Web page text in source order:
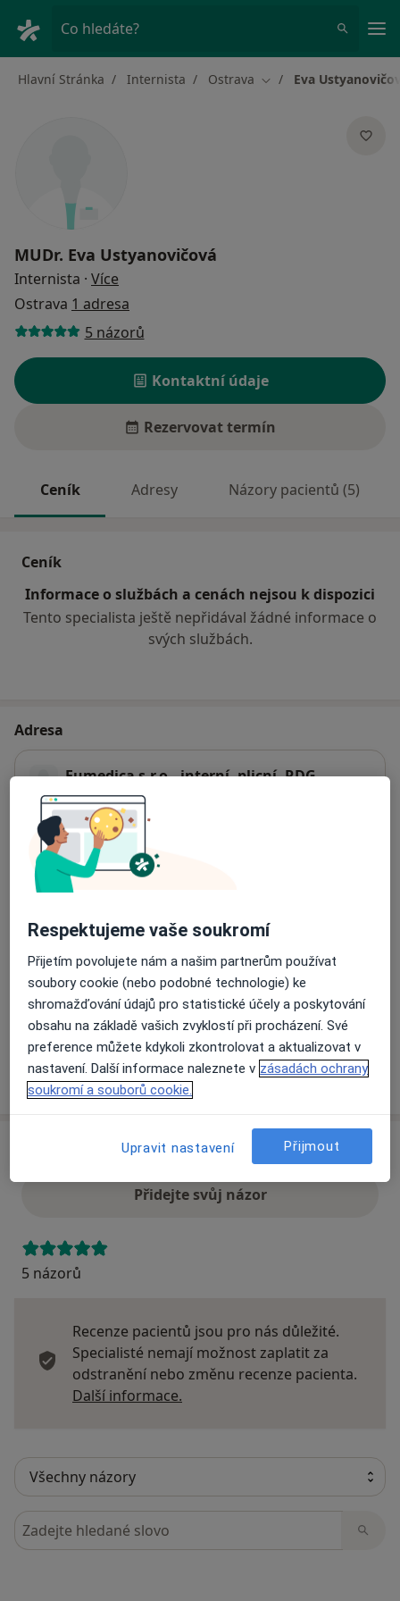
Co hledáte?
Hlavní Stránka Internista Ostrava Změna města
Eva
MUDr. Eva Ustyanovičová
Internista · Více
Ostrava 1 adresa
5 názorů
Kontaktní údaje
Rezervovat termín
Ceník Adresy Názory pacientů (5)
Ceník
Informace o službách a cenách nejsou k dispozici
Tento specialista ještě nepřidával žádné informace o
svých službách.
Adresa
Eumedica s.r.o., interní, plicní, RDG
Vratimovská 689,
Přiblížit mapu
Co mám v takové situaci udělat?
Způsoby platby (soukromé návštěvy)
Na teto adrese lékař přijímá pacienty na pojišťovnu
Detaily
Více
Přidejte svůj názor
5 názorů
Recenze pacientů jsou pro nás důležité.
Specialisté nemají možnost zaplatit za
odstranění nebo změnu recenze pacienta.
Další informace.
Hledejte v názorech
Respektujeme vaše soukromí
Přijetím povolujete nám a našim partnerům používat
soubory cookie (nebo podobné technologie) ke
shromažďování údajů pro statistické účely a poskytování
obsahu na základě vašich zvyklostí při procházení. Své
preference můžete kdykoli zkontrolovat a aktualizovat v
nastavení. Další informace naleznete v zásadách ochrany
soukromí a souborů cookie.
Upravit nastavení Přijmout